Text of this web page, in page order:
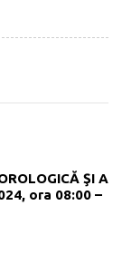
ŞI A
ora 08:00 –